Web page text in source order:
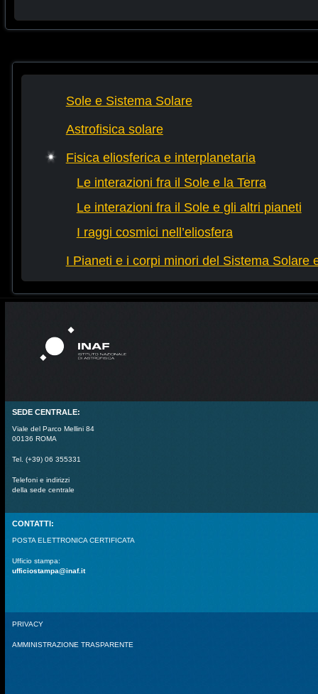
Sole e Sistema Solare
Astrofisica solare
Fisica eliosferica e interplanetaria
Le interazioni fra il Sole e la Terra
Le interazioni fra il Sole e gli altri pianeti
I raggi cosmici nell’eliosfera
I Pianeti e i corpi minori del Sistema Solare
SEDE CENTRALE:
Viale del Parco Mellini 84
00136 ROMA
Tel. (+39) 06 355331
Telefoni e indirizzi
della sede centrale
CONTATTI:
POSTA ELETTRONICA CERTIFICATA
Ufficio stampa:
ufficiostampa@inaf.it
PRIVACY
AMMINISTRAZIONE TRASPARENTE